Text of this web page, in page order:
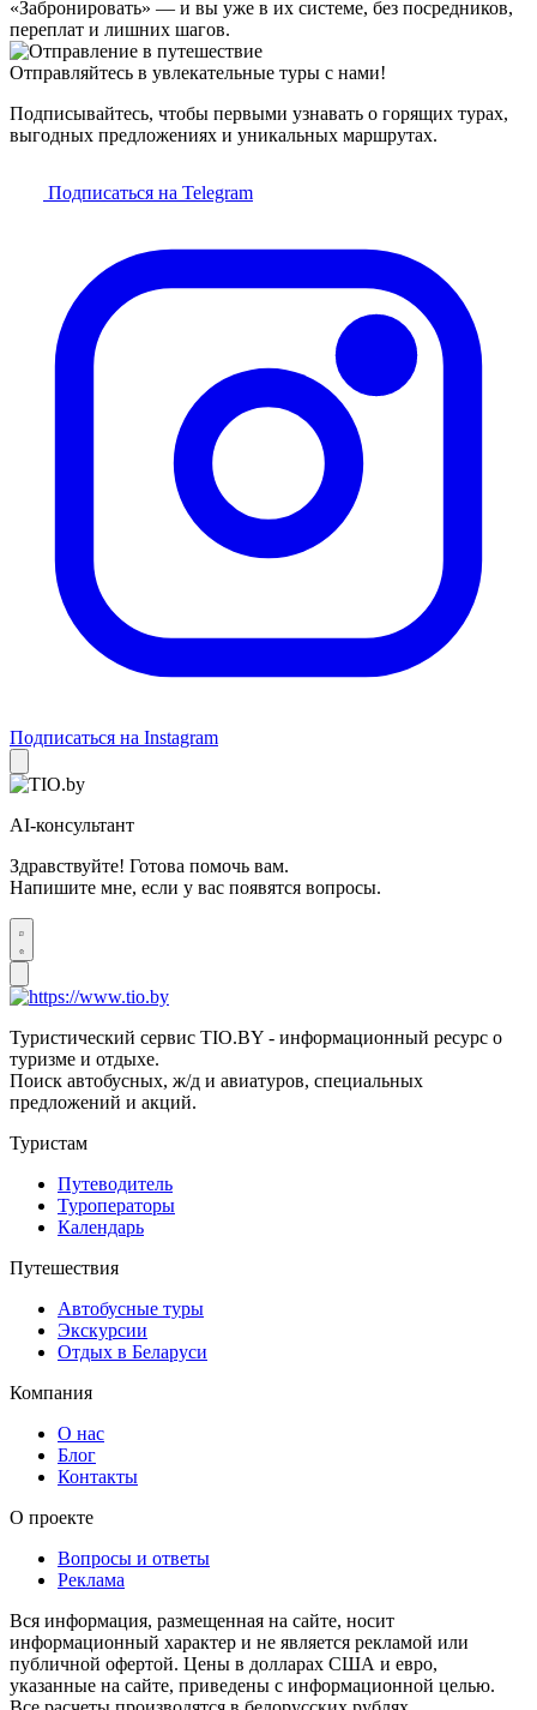
«Забронировать» — и вы уже в их системе, без посредников,
переплат и лишних шагов.
Отправляйтесь в увлекательные туры с нами!
Подписывайтесь, чтобы первыми узнавать о горящих турах,
выгодных предложениях и уникальных маршрутах.
Подписаться на Telegram
Подписаться на Instagram
AI-консультант
Здравствуйте! Готова помочь вам.
Напишите мне, если у вас появятся вопросы.
Туристический сервис TIO.BY - информационный ресурс о
туризме и отдыхе.
Поиск автобусных, ж/д и авиатуров, специальных
предложений и акций.
Туристам
Путеводитель
Туроператоры
Календарь
Путешествия
Автобусные туры
Экскурсии
Отдых в Беларуси
Компания
О нас
Блог
Контакты
О проекте
Вопросы и ответы
Реклама
Вся информация, размещенная на сайте, носит
информационный характер и не является рекламой или
публичной офертой. Цены в долларах США и евро,
указанные на сайте, приведены с информационной целью.